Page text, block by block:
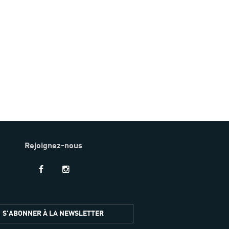
Rejoignez-nous
S'ABONNER À LA NEWSLETTER